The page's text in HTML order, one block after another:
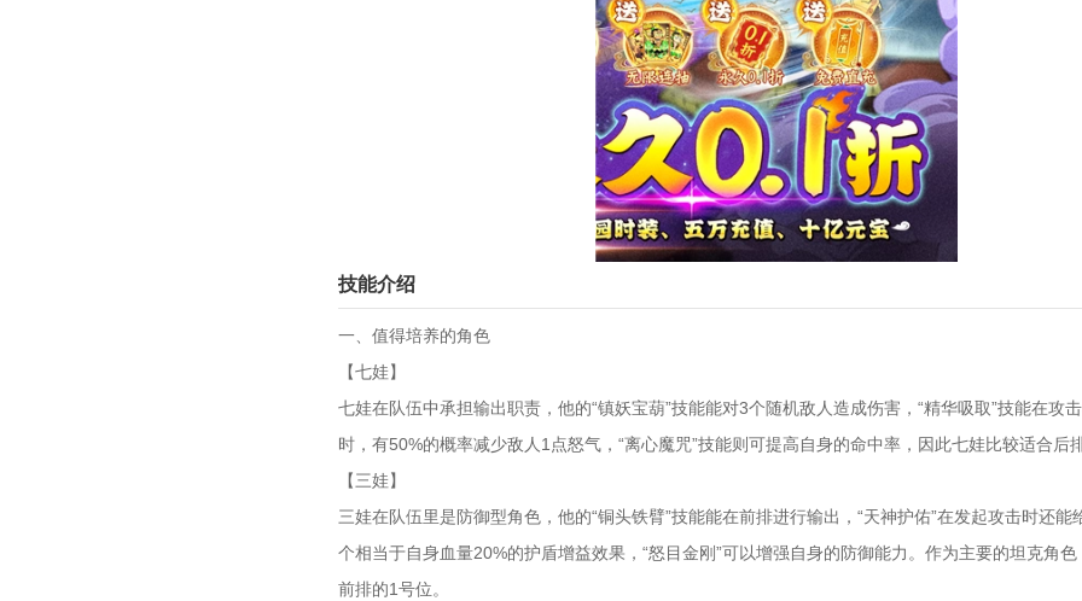
技能介绍
一、值得培养的角色
【七娃】
七娃在队伍中承担输出职责，他的“镇妖宝葫”技能能对3个随机敌人造成伤害，“精华吸取”技能在攻
时，有50%的概率减少敌人1点怒气，“离心魔咒”技能则可提高自身的命中率，因此七娃比较适合后
【三娃】
三娃在队伍里是防御型角色，他的“铜头铁臂”技能能在前排进行输出，“天神护佑”在发起攻击时还能
个相当于自身血量20%的护盾增益效果，“怒目金刚”可以增强自身的防御能力。作为主要的坦克角
前排的1号位。